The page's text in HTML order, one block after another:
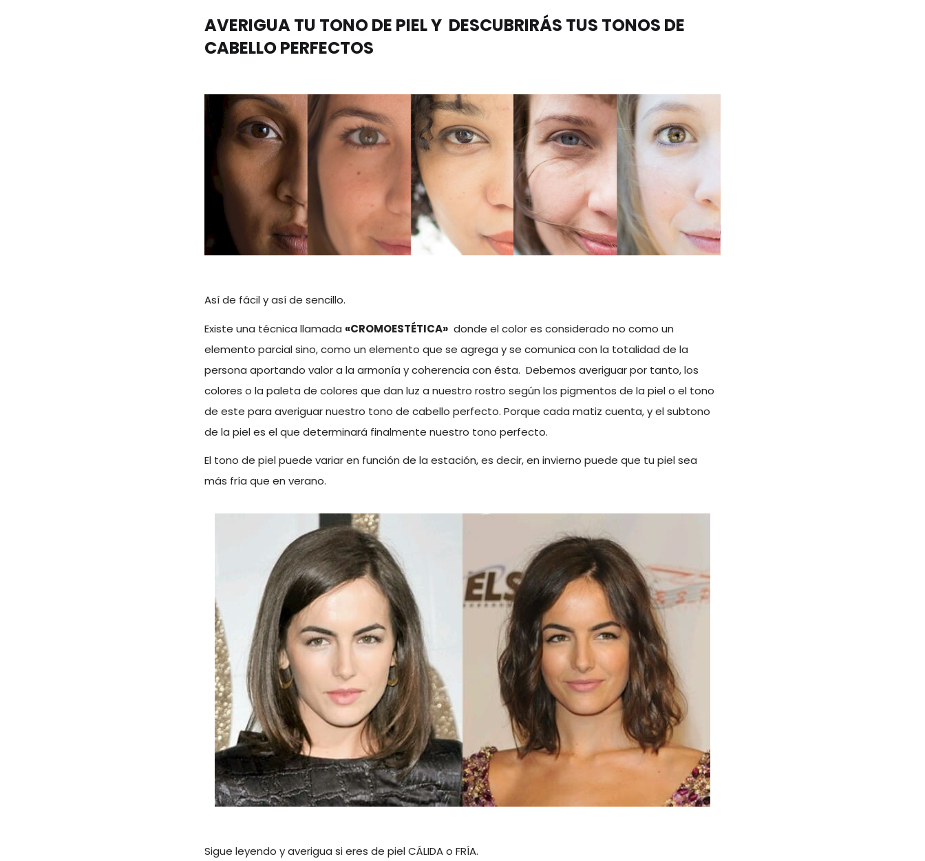
AVERIGUA TU TONO DE PIEL Y DESCUBRIRÁS TUS TONOS DE
CABELLO PERFECTOS
Así de fácil y así de sencillo.
Existe una técnica llamada «CROMOESTÉTICA» donde el color es considerado no como un
elemento parcial sino, como un elemento que se agrega y se comunica con la totalidad de la
persona aportando valor a la armonía y coherencia con ésta. Debemos averiguar por tanto, los
colores o la paleta de colores que dan luz a nuestro rostro según los pigmentos de la piel o el tono
de este para averiguar nuestro tono de cabello perfecto. Porque cada matiz cuenta, y el subtono
de la piel es el que determinará finalmente nuestro tono perfecto.
El tono de piel puede variar en función de la estación, es decir, en invierno puede que tu piel sea
más fría que en verano.
Sigue leyendo y averigua si eres de piel CÁLIDA o FRÍA.